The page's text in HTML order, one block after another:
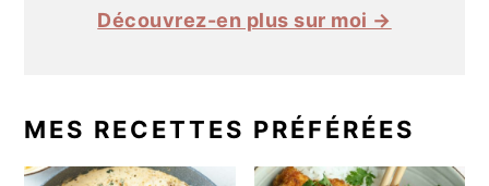
Découvrez-en plus sur moi →
MES RECETTES PRÉFÉRÉES